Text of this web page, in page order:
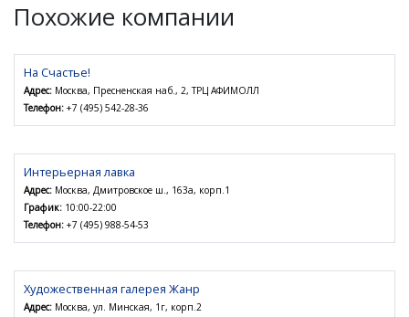
Похожие компании
На Счастье!
Адрес: Москва, Пресненская наб., 2, ТРЦ АФИМОЛЛ
Телефон: +7 (495) 542-28-36
Интерьерная лавка
Адрес: Москва, Дмитровское ш., 163а, корп.1
График: 10:00-22:00
Телефон: +7 (495) 988-54-53
Художественная галерея Жанр
Адрес: Москва, ул. Минская, 1г, корп.2